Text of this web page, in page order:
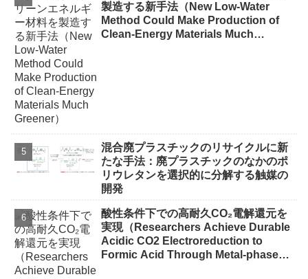
製造する新手法（New Low-Water
Method Could Make Production of
Clean-Energy Materials Much
混合廃プラスチックのリサイクルに新
たな手法：廃プラスチックのなかのポ
リウレタンを選択的に分解する触媒の
開発
酸性条件下での高耐久CO₂電解還元を
実現（Researchers Achieve Durable
Acidic CO2 Electroreduction to
Formic Acid Through Metal-phase